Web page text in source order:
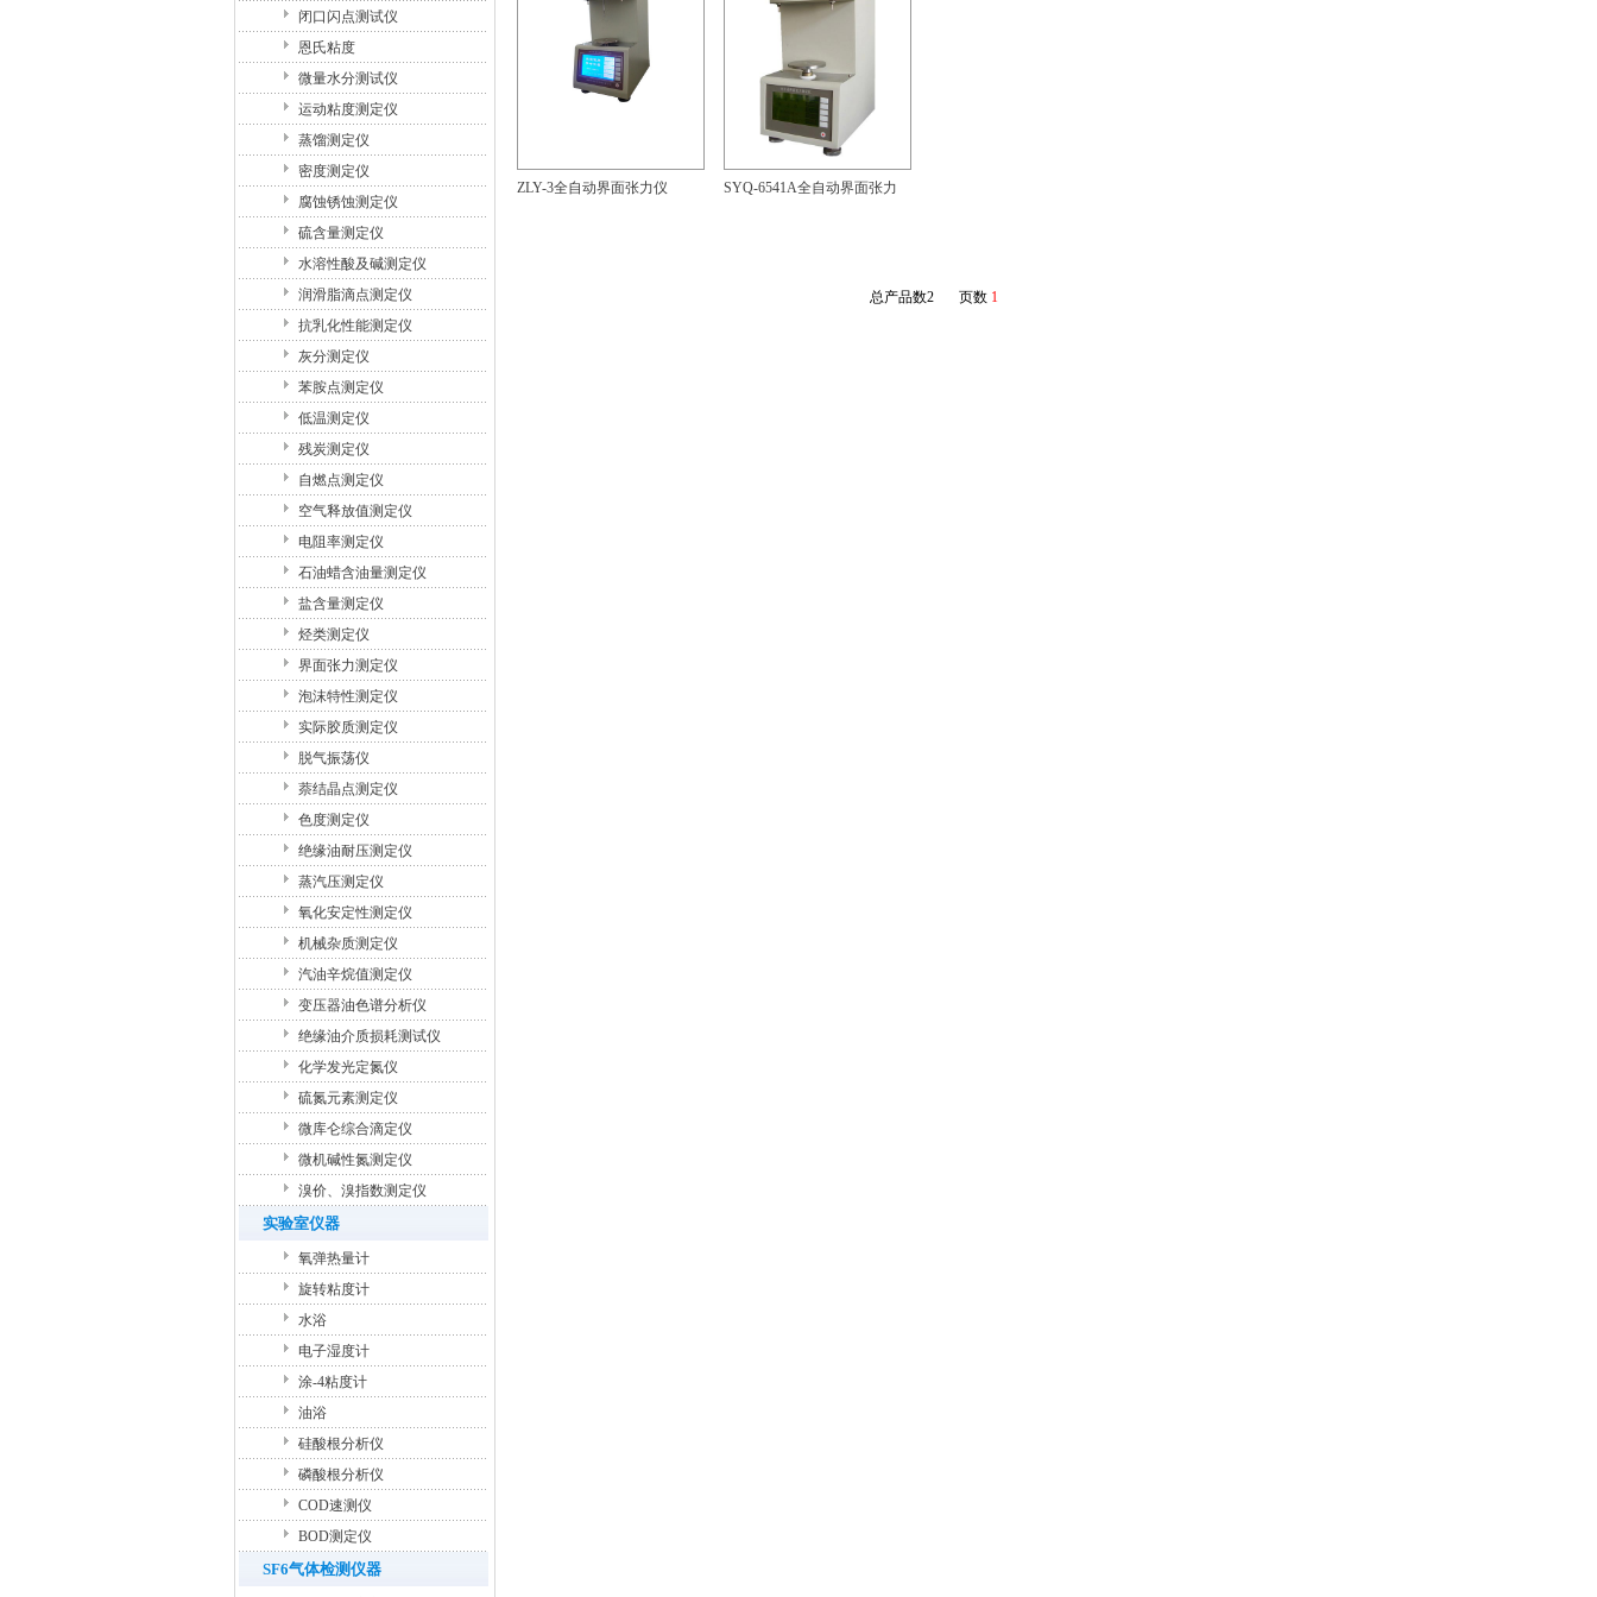
闭口闪点测试仪
恩氏粘度
微量水分测试仪
运动粘度测定仪
蒸馏测定仪
密度测定仪
腐蚀锈蚀测定仪
硫含量测定仪
水溶性酸及碱测定仪
润滑脂滴点测定仪
抗乳化性能测定仪
灰分测定仪
苯胺点测定仪
低温测定仪
残炭测定仪
自燃点测定仪
空气释放值测定仪
电阻率测定仪
石油蜡含油量测定仪
盐含量测定仪
烃类测定仪
界面张力测定仪
泡沫特性测定仪
实际胶质测定仪
脱气振荡仪
萘结晶点测定仪
色度测定仪
绝缘油耐压测定仪
蒸汽压测定仪
氧化安定性测定仪
机械杂质测定仪
汽油辛烷值测定仪
变压器油色谱分析仪
绝缘油介质损耗测试仪
化学发光定氮仪
硫氮元素测定仪
微库仑综合滴定仪
微机碱性氮测定仪
溴价、溴指数测定仪
实验室仪器
氧弹热量计
旋转粘度计
水浴
电子湿度计
涂-4粘度计
油浴
硅酸根分析仪
磷酸根分析仪
COD速测仪
BOD测定仪
SF6气体检测仪器
ZLY-3全自动界面张力仪 SYQ-6541A全自动界面张力
总产品数2 页数 1